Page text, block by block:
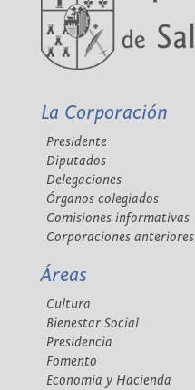
La Corporación
Presidente
Diputados
Delegaciones
Órganos colegiados
Comisiones informativas
Corporaciones anteriores
Áreas
Cultura
Bienestar Social
Presidencia
Fomento
Economía y Hacienda